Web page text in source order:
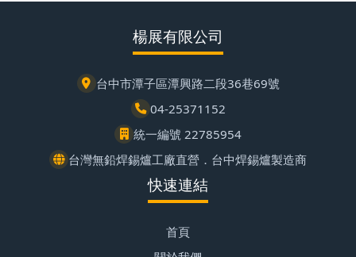
楊展有限公司
台中市潭子區潭興路二段36巷69號
04-25371152
統一編號 22785954
台灣無鉛焊錫爐工廠直營．台中焊錫爐製造商
快速連結
首頁